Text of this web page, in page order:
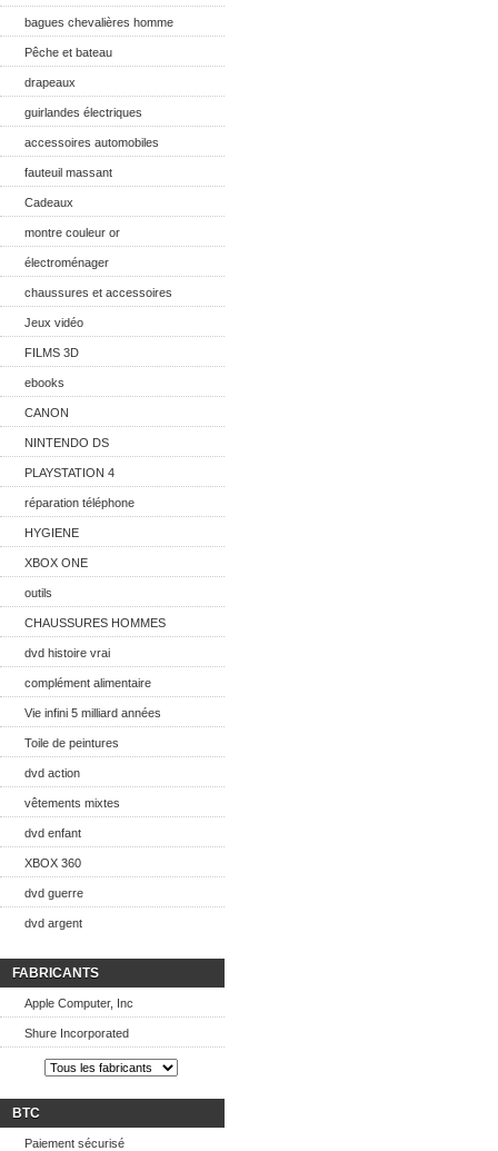
bagues chevalières homme
Pêche et bateau
drapeaux
guirlandes électriques
accessoires automobiles
fauteuil massant
Cadeaux
montre couleur or
électroménager
chaussures et accessoires
Jeux vidéo
FILMS 3D
ebooks
CANON
NINTENDO DS
PLAYSTATION 4
réparation téléphone
HYGIENE
XBOX ONE
outils
CHAUSSURES HOMMES
dvd histoire vrai
complément alimentaire
Vie infini 5 milliard années
Toile de peintures
dvd action
vêtements mixtes
dvd enfant
XBOX 360
dvd guerre
dvd argent
FABRICANTS
Apple Computer, Inc
Shure Incorporated
BTC
Paiement sécurisé